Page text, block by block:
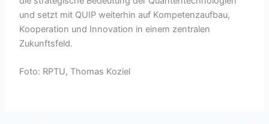
und setzt mit QUIP weiterhin auf Kompetenzaufbau,
Kooperation und Innovation in einem zentralen
Zukunftsfeld.
Foto: RPTU, Thomas Koziel